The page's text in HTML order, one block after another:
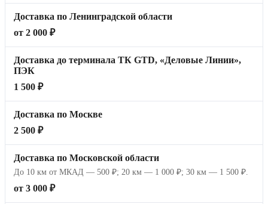
Доставка по Ленинградской области
от 2 000 ₽
Доставка до терминала ТК GTD, «Деловые Линии»,
ПЭК
1 500 ₽
Доставка по Москве
2 500 ₽
Доставка по Московской области
До 10 км от МКАД — 500 ₽; 20 км — 1 000 ₽; 30 км — 1 500 ₽.
от 3 000 ₽